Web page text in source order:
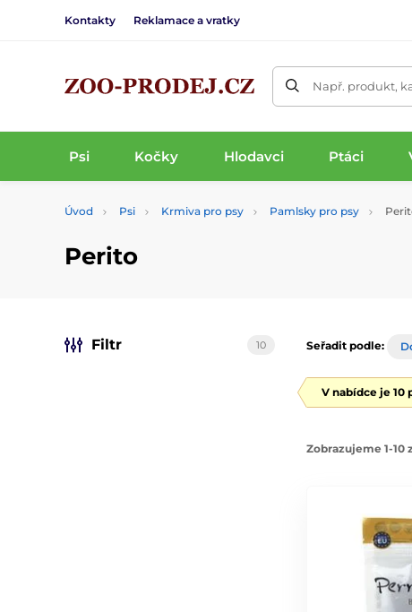
Kontakty Reklamace a vratky
Např. produkt,
Psi Kočky Hlodavci Ptáci
Úvod Psi Krmiva pro psy Pamlsky pro psy
Perito
Filtr 10 Seřadit podle:
V nabídce je 10
Zobrazujeme 1-10